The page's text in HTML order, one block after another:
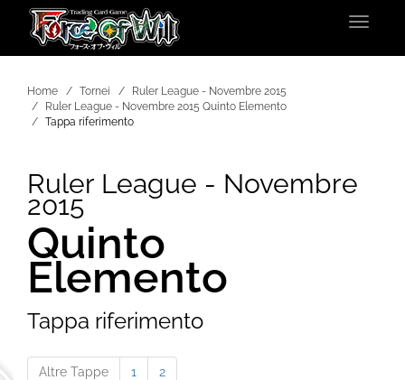
Toggle
Home Tornei
Ruler League - Novembre 2015
Ruler League - Novembre 2015 Quinto Elemento
Tappa riferimento
Ruler League - Novembre
2015
Quinto
Elemento
Tappa riferimento
Altre Tappe 1 2